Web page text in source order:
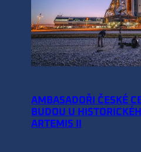
AMBASADOŘI ČESKÉ
BUDOU U
ARTEMIS II